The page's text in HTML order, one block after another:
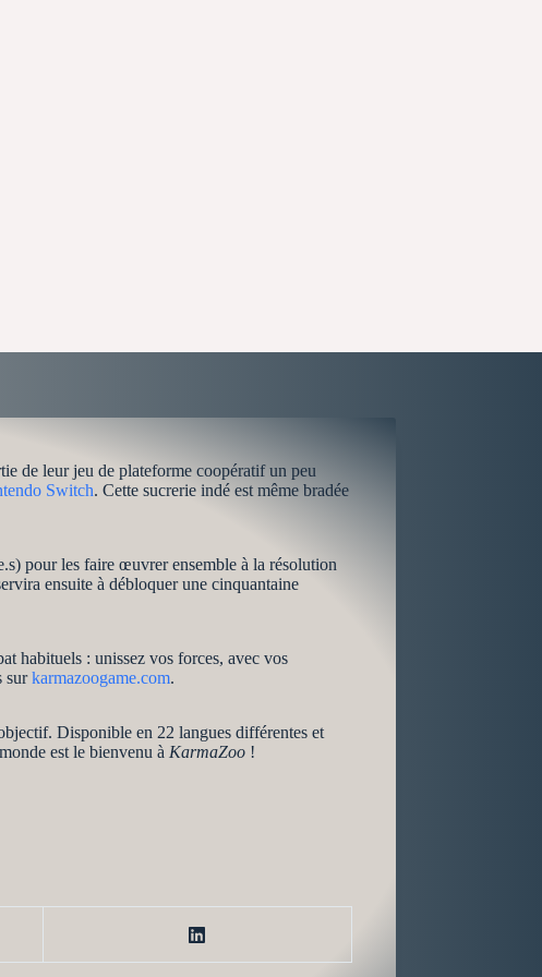
de leur jeu de plateforme coopératif un peu
Switch. Cette sucrerie indé est même bradée
pour les faire œuvrer ensemble à la résolution
ensuite à débloquer une cinquantaine
habituels : unissez vos forces, avec vos
surkarmazoogame.com.
Disponible en 22 langues différentes et
est le bienvenu à KarmaZoo !